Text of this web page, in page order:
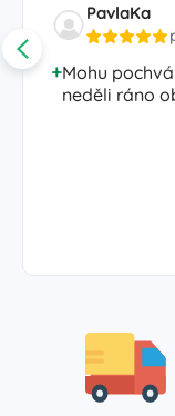
PavlaKa
Mohu
neděli ráno